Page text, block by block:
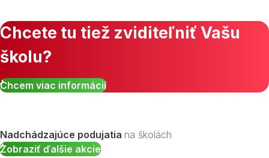
Zobraziť všetky študijné odbory »
Chcete tu tiež zviditeľniť Vašu
školu?
Chcem viac informácií
Nadchádzajúce podujatia na školách
Zobraziť ďalšie akcie